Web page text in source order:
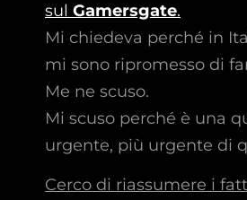
sul Gamersgate.
Mi chiedeva perché in
mi sono ripromesso di
Me ne scuso.
Mi scuso perché è una
urgente, più urgente di
Cerco di riassumere i